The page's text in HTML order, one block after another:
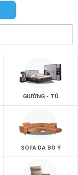
:
khách hàng những
nhất và những
màu sắc phòng
hợp với mọi không
GIƯỜNG - TỦ
SOFA DA BÒ Ý